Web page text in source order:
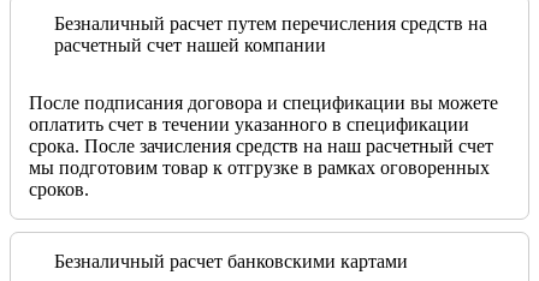
Безналичный расчет путем перечисления средств на
расчетный счет нашей компании
После подписания договора и спецификации вы можете
оплатить счет в течении указанного в спецификации
срока. После зачисления средств на наш расчетный счет
мы подготовим товар к отгрузке в рамках оговоренных
сроков.
Безналичный расчет банковскими картами